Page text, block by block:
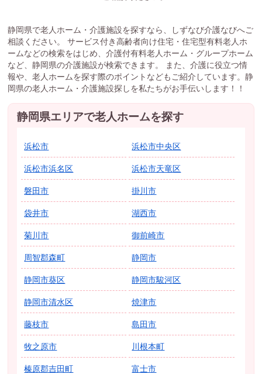
静岡県で老人ホーム・介護施設を探すなら、しずなび介護なびへご
相談ください。 サービス付き高齢者向け住宅・住宅型有料老人ホ
ームなどの検索をはじめ、介護付有料老人ホーム・グループホーム
など、静岡県の介護施設が検索できます。 また、介護に役立つ情
報や、老人ホームを探す際のポイントなどもご紹介しています。静
岡県の老人ホーム・介護施設探しを私たちがお手伝いします！！
静岡県エリアで老人ホームを探す
浜松市 浜松市中央区
浜松市浜名区 浜松市天竜区
磐田市 掛川市
袋井市 湖西市
菊川市 御前崎市
周智郡森町 静岡市
静岡市葵区 静岡市駿河区
静岡市清水区 焼津市
藤枝市 島田市
牧之原市 川根本町
榛原郡吉田町 富士市